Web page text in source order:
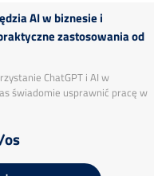
AI w biznesie i
zastosowania od
ChatGPT i AI w
świadomie usprawnić pracę w